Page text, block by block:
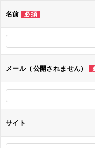
ー
シ
ョ
ン
名前 必須
メール（公開されません）
サイト